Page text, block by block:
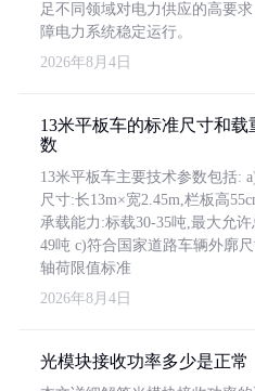
足不同领域对电力供应的高要求
障电力系统稳定运行。
2026年8月4日
13米平板车的标准尺寸和载
数
13米平板车主要技术参数包括:
尺寸:长13m×宽2.45m,栏板高
承载能力:标载30-35吨,最大允
49吨 c)符合国家道路车辆外廓尺
轴荷限值标准
2026年8月4日
光模块接收功率多少是正常